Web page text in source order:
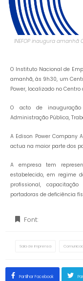
INEFOP inaugura amanhã
O Instituto Nacional de
amanhã, às 9h30, um
Power, localizado no
O acto de
Administração Pública,
A Edison Power Company
actua na maior parte dos
A empresa tem
estabelecido, em regime
profissional,
portadoras de deficiência
Font:
Sala de Imprensa
Partilhar Facebook